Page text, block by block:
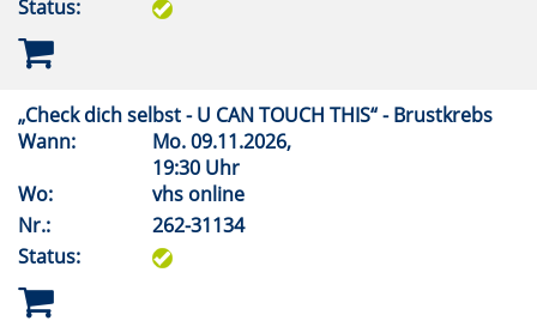
Status:
„Check dich selbst - U CAN TOUCH THIS“ - Brustkrebs
Wann:
Mo.09.11.2026,
19:30 Uhr
Wo:
vhs online
Nr.:
262-31134
Status: